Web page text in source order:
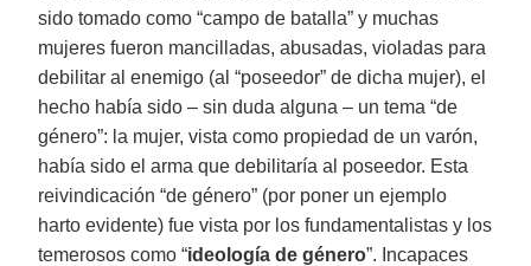
sido tomado como “campo de batalla” y muchas
mujeres fueron mancilladas, abusadas, violadas para
debilitar al enemigo (al “poseedor” de dicha mujer), el
hecho había sido – sin duda alguna – un tema “de
género”: la mujer, vista como propiedad de un varón,
había sido el arma que debilitaría al poseedor. Esta
reivindicación “de género” (por poner un ejemplo
harto evidente) fue vista por los fundamentalistas y los
temerosos como “ideología de género”. Incapaces